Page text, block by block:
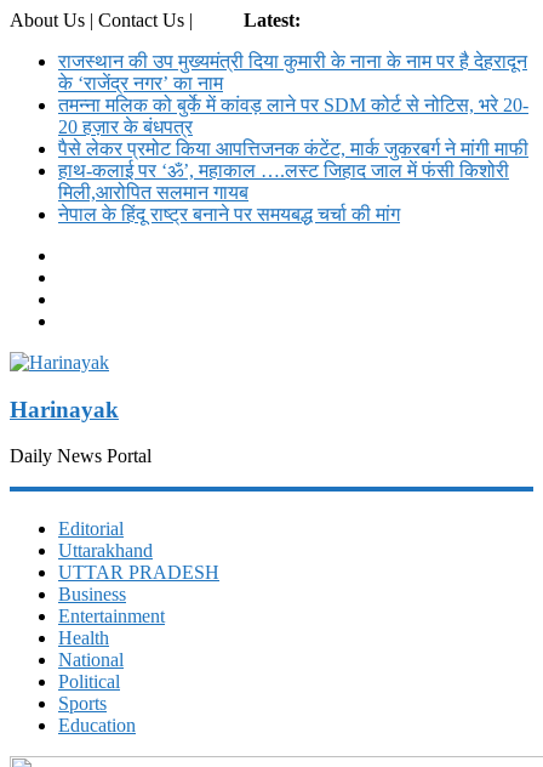
About Us | Contact Us |
Latest:
राजस्थान की उप मुख्यमंत्री दिया कुमारी के नाना के नाम पर है देहरादून
के ‘राजेंद्र नगर’ का नाम
तमन्ना मलिक को बुर्के में कांवड़ लाने पर SDM कोर्ट से नोट‍िस, भरे 20-
20 हज़ार के बंधपत्र
पैसे लेकर प्रमोट क‍िया आपत्तिजनक कंटेंट, मार्क जुकरबर्ग ने मांगी माफी
हाथ-कलाई पर ‘ॐ’, महाकाल ….लस्ट जिहाद जाल में फंसी किशोरी
मिली,आरोपित सलमान गायब
नेपाल के हिंदू राष्ट्र बनाने पर समयबद्ध चर्चा की मांग
Harinayak
Daily News Portal
Editorial
Uttarakhand
UTTAR PRADESH
Business
Entertainment
Health
National
Political
Sports
Education